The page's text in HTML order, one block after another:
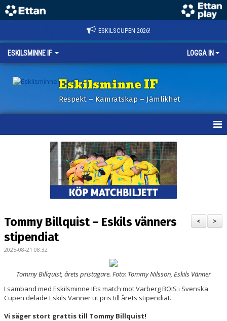
ESKILSCUPEN 2026!
ESKILSMINNE IF LOGGA IN
Eskilsminne IF
Respekt – Kamratskap – Jämlikhet
BILDER ESKILSCUPEN
PARTNERS
LOKALBOKNING
DOKUMENT/FILER
>
<
Tommy Billquist – Eskils vänners
stipendiat
2025-08-21 08:32
Tommy Billquist, årets pristagare. Foto: Tommy Nilsson, Eskils Vänner
I samband med Eskilsminne IF:s match mot Varberg BOIS i Svenska
Cupen delade Eskils Vänner ut pris till årets stipendiat.
Vi säger stort grattis till Tommy Billquist!